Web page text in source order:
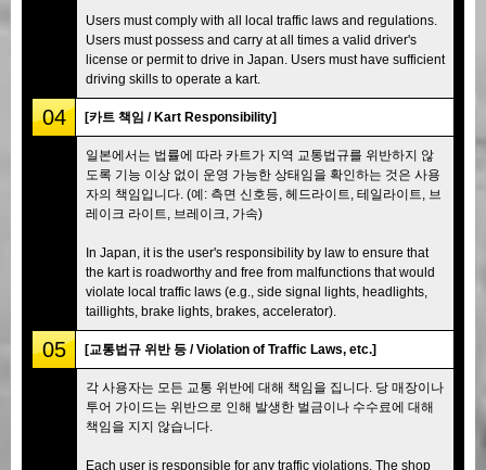
Users must comply with all local traffic laws and regulations.
Users must possess and carry at all times a valid driver's
license or permit to drive in Japan. Users must have sufficient
driving skills to operate a kart.
04 [카트 책임 / Kart Responsibility]
일본에서는 법률에 따라 카트가 지역 교통법규를 위반하지 않
도록 기능 이상 없이 운영 가능한 상태임을 확인하는 것은 사용
자의 책임입니다. (예: 측면 신호등, 헤드라이트, 테일라이트, 브
레이크 라이트, 브레이크, 가속)
In Japan, it is the user's responsibility by law to ensure that
the kart is roadworthy and free from malfunctions that would
violate local traffic laws (e.g., side signal lights, headlights,
taillights, brake lights, brakes, accelerator).
05 [교통법규 위반 등 / Violation of Traffic Laws, etc.]
각 사용자는 모든 교통 위반에 대해 책임을 집니다. 당 매장이나
투어 가이드는 위반으로 인해 발생한 벌금이나 수수료에 대해
책임을 지지 않습니다.
Each user is responsible for any traffic violations. The shop